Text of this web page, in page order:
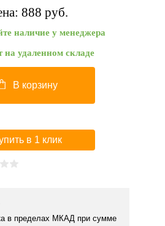
888 pуб.
наличие у менеджера
на удаленном складе
В корзину
в 1 клик
в пределах МКАД при сумме